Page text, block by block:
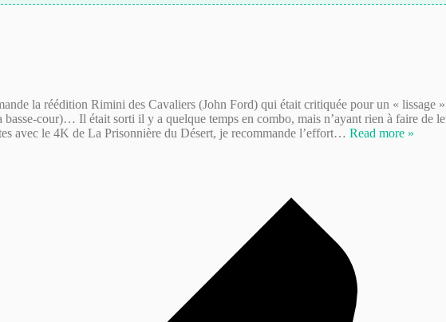
la réédition Rimini des Cavaliers (John Ford) qui était critiquée pour un « lissage
cour)… Il était sorti il y a quelque temps en combo, mais n’ayant rien à faire de
avec le 4K de La Prisonnière du Désert, je recommande l’effort… Read more »